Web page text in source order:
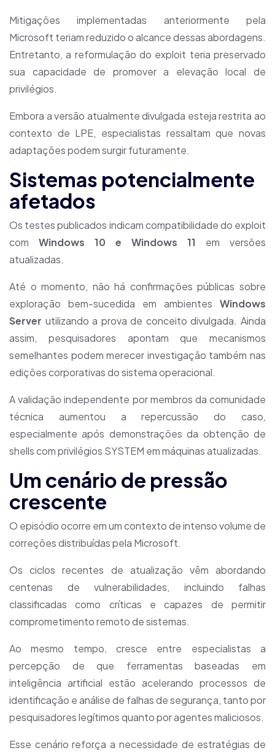
Mitigações implementadas anteriormente pela
Microsoft teriam reduzido o alcance dessas abordagens.
Entretanto, a reformulação do exploit teria preservado
sua capacidade de promover a elevação local de
privilégios.
Embora a versão atualmente divulgada esteja restrita ao
contexto de LPE, especialistas ressaltam que novas
adaptações podem surgir futuramente.
Sistemas potencialmente
afetados
Os testes publicados indicam compatibilidade do exploit
com Windows 10 e Windows 11 em versões
atualizadas.
Até o momento, não há confirmações públicas sobre
exploração bem-sucedida em ambientes Windows
Server utilizando a prova de conceito divulgada. Ainda
assim, pesquisadores apontam que mecanismos
semelhantes podem merecer investigação também nas
edições corporativas do sistema operacional.
A validação independente por membros da comunidade
técnica aumentou a repercussão do caso,
especialmente após demonstrações da obtenção de
shells com privilégios SYSTEM em máquinas atualizadas.
Um cenário de pressão
crescente
O episódio ocorre em um contexto de intenso volume de
correções distribuídas pela Microsoft.
Os ciclos recentes de atualização vêm abordando
centenas de vulnerabilidades, incluindo falhas
classificadas como críticas e capazes de permitir
comprometimento remoto de sistemas.
Ao mesmo tempo, cresce entre especialistas a
percepção de que ferramentas baseadas em
inteligência artificial estão acelerando processos de
identificação e análise de falhas de segurança, tanto por
pesquisadores legítimos quanto por agentes maliciosos.
Esse cenário reforça a necessidade de estratégias de